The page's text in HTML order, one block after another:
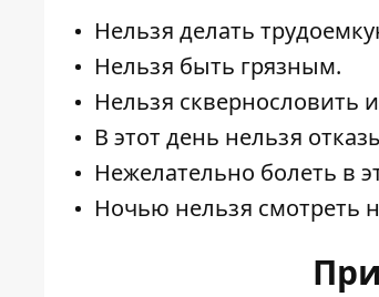
Нельзя делать
Нельзя быть грязным.
Нельзя сквернословить
В этот день нельзя
Нежелательно болеть в
Ночью нельзя смотреть